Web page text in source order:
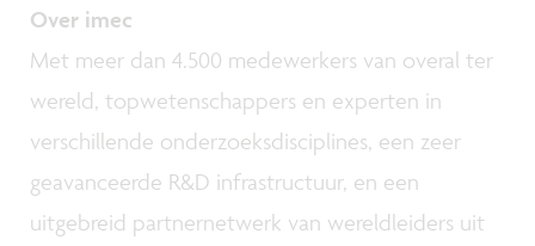
Over imec
Met meer dan 4.500 medewerkers van overal ter
wereld, topwetenschappers en experten in
verschillende onderzoeksdisciplines, een zeer
geavanceerde R&D infrastructuur, en een
uitgebreid partnernetwerk van wereldleiders uit